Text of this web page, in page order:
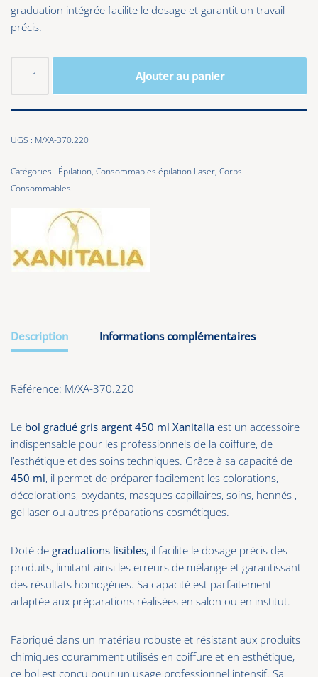
graduation intégrée facilite le dosage et garantit un travail
précis.
Ajouter au panier
UGS : M/XA-370.220
Catégories : Épilation, Consommables épilation Laser, Corps -
Consommables
Description Informations complémentaires
Référence: M/XA-370.220
Le bol gradué gris argent 450 ml Xanitalia est un accessoire
indispensable pour les professionnels de la coiffure, de
l’esthétique et des soins techniques. Grâce à sa capacité de
450 ml, il permet de préparer facilement les colorations,
décolorations, oxydants, masques capillaires, soins, hennés ,
gel laser ou autres préparations cosmétiques.
Doté de graduations lisibles, il facilite le dosage précis des
produits, limitant ainsi les erreurs de mélange et garantissant
des résultats homogènes. Sa capacité est parfaitement
adaptée aux préparations réalisées en salon ou en institut.
Fabriqué dans un matériau robuste et résistant aux produits
chimiques couramment utilisés en coiffure et en esthétique,
ce bol est conçu pour un usage professionnel intensif. Sa